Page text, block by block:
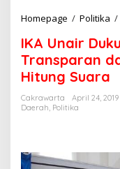
Homepage / Politika /
IKA Unair
Transparan
Hitung Suara
Cakrawarta
April 24, 2019
Daerah, Politika